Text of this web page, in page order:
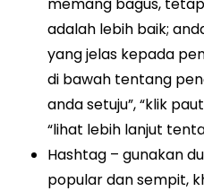
adalah lebih baik;
yang jelas kepada
di bawah tentang
anda setuju”, “klik
“lihat lebih lanjut
Hashtag – gunakan
popular dan sempit,